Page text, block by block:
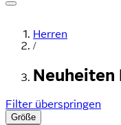
Herren
/
Neuheiten
Filter überspringen
Größe